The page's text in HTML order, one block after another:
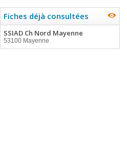
Fiches déjà consultées
SSIAD Ch Nord Mayenne
53100 Mayenne